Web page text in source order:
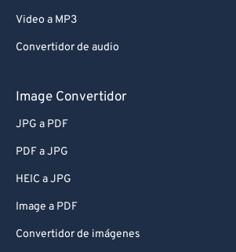
Video a MP3
Convertidor de audio
Image Convertidor
JPG a PDF
PDF a JPG
HEIC a JPG
Image a PDF
Convertidor de imágenes